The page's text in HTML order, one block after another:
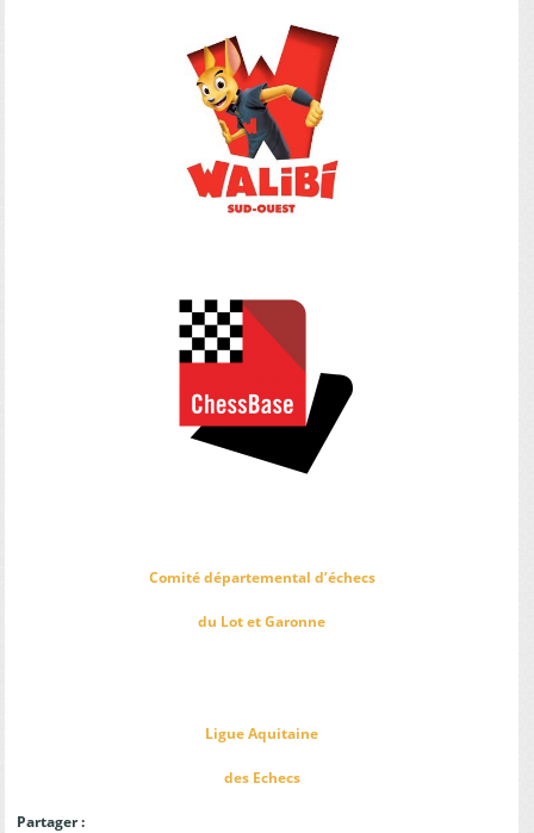
Comité départemental d’échecs
du Lot et Garonne
Ligue Aquitaine
des Echecs
Partager :